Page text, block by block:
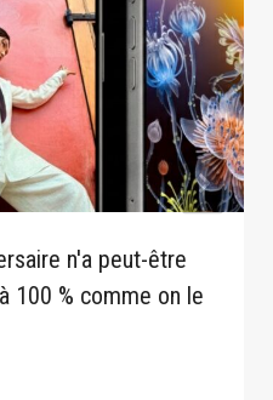
n'a peut-être
100 % comme on le